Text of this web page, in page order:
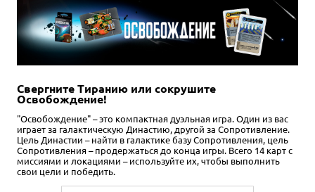
Свергните Тиранию или сокрушите
Освобождение!
"Освобождение" – это компактная дуэльная игра. Один из вас
играет за галактическую Династию, другой за Сопротивление.
Цель Династии – найти в галактике базу Сопротивления, цель
Сопротивления – продержаться до конца игры. Всего 14 карт с
миссиями и локациями – используйте их, чтобы выполнить
свои цели и победить.